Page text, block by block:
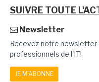
SUIVRE TOUTE
Newsletter
Recevez notre
professionnels de l'IT!
JE M'ABONNE